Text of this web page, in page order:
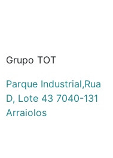
Grupo TOT
Parque Industrial,Rua
D, Lote 43 7040-131
Arraiolos